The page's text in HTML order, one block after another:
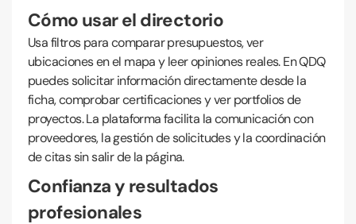
Cómo usar el directorio
Usa filtros para comparar presupuestos, ver
ubicaciones en el mapa y leer opiniones reales. En QDQ
puedes solicitar información directamente desde la
ficha, comprobar certificaciones y ver portfolios de
proyectos. La plataforma facilita la comunicación con
proveedores, la gestión de solicitudes y la coordinación
de citas sin salir de la página.
Confianza y resultados
profesionales